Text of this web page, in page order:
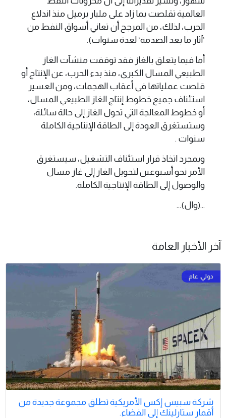
العالمية تقلصت بما زاد على مليار برميل منذ اندلاع
الحرب، لذلك، من المرجح أن تعاني أسواق النفط من
‘آثار ما بعد الصدمة‘ لعدة سنوات).
أما فيما يتعلق بالغاز فقد توقفت منشآت الغاز
الطبيعي المسال الكبرى، منذ بدء الحرب، عن الإنتاج أو
قلصت عملياتها في أعقاب الهجمات، ومن العسير
استئناف جميع خطوط إنتاج الغاز الطبيعي المسال،
أو خطوط المعالجة التي تحول الغاز إلى حالة سائلة،
وستستغرق العودة إلى الطاقة الإنتاجية الكاملة
سنوات .
وبمجرد اتخاذ قرار استئناف التشغيل، سيستغرق
الأمر نحو أسبوعين لتحويل الغاز إلى غاز مسال
والوصول إلى الطاقة الإنتاجية الكاملة.
...(وال)...
آخر الأخبار العامة
شركة سبيس إكس الأمريكية تطلق مجموعة جديدة من
أقمار ستارلينك إلى الفضاء.